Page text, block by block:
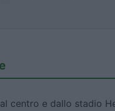
centro e dallo stadio